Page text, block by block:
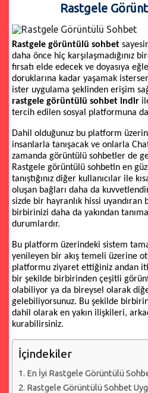
Rastgele
Rastgele görüntülü sohbet
daha önce hiç karşılaşmadığınız
fırsatı elde edecek ve doyasıya
doruklarına kadar yaşamak
ister uygulama şeklinden erişim
rastgele görüntülü sohbet indir
tercih edilen sosyal platformuna
Dahil olduğunuz bu platform
insanlarla tanışacak ve onlarla
zamanda görüntülü sohbetler de
Rastgele görüntülü sohbetin en
tanıştığınız diğer kullanıcılar ile
oluşan bağları daha da
sizde bir hayranlık hissi uyandıran
birbirinizi daha da yakından
durumlardır.
Bu platform üzerindeki sistem
yenileyen bir akış temeli üzerine
platformu ziyaret ettiğiniz andan
bir şekilde birbirinden çeşitli
olabiliyor ya da bireysel olarak
gelebiliyorsunuz. Bu şekilde
dahil olarak en yakın ilişkileri,
kurabilirsiniz.
İçindekiler
En İyi Rastgele Görüntülü
Rastgele Görüntülü Sohbet